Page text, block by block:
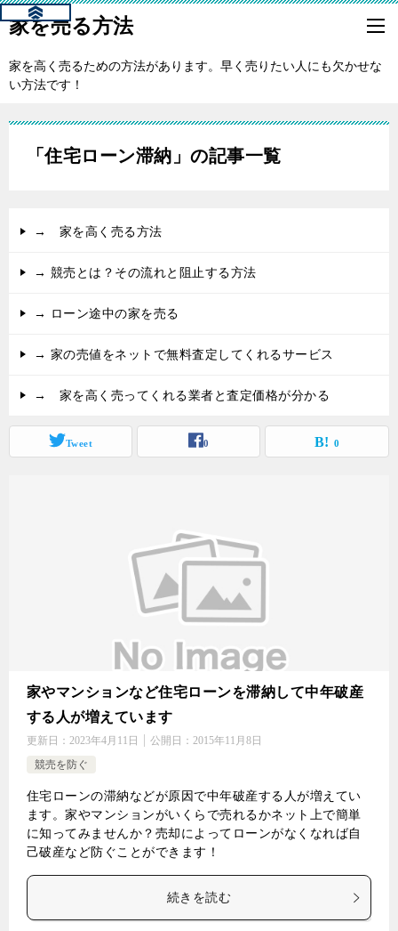
家を売る方法
家を高く売るための方法があります。早く売りたい人にも欠かせな
い方法です！
「住宅ローン滞納」の記事一覧
→ 家を高く売る方法
→ 競売とは？その流れと阻止する方法
→ ローン途中の家を売る
→ 家の売値をネットで無料査定してくれるサービス
→ 家を高く売ってくれる業者と査定価格が分かる
Tweet 0 0
家やマンションなど住宅ローンを滞納して中年破産
する人が増えています
更新日： 2023年4月11日 公開日： 2015年11月8日
競売を防ぐ
住宅ローンの滞納などが原因で中年破産する人が増えてい
ます。家やマンションがいくらで売れるかネット上で簡単
に知ってみませんか？売却によってローンがなくなれば自
己破産など防ぐことができます！
続きを読む